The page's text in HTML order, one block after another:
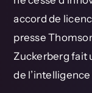
accord de
presse
Zuckerberg fait
de